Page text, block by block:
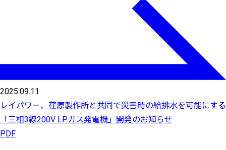
2025.09.11
レイパワー、荏原製作所と共同で災害時の給排水を可能にする
「三相3線200V LPガス発電機」開発のお知らせ
PDF